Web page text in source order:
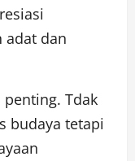
adat dan
Tdak
budaya tetapi